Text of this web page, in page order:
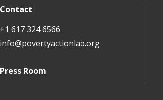
Contact
+1 617 324 6566
info@povertyactionlab.org
Press Room